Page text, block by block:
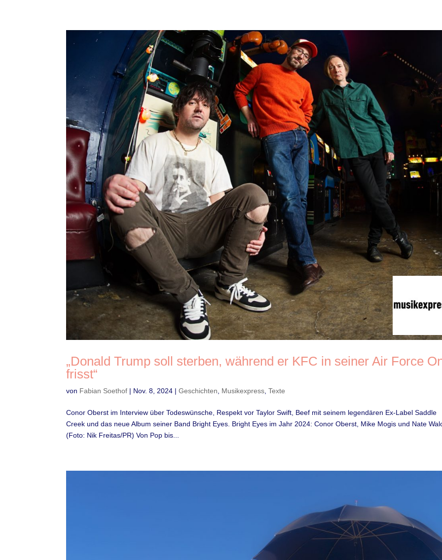
„Donald Trump soll sterben, während er KFC in seiner Air Force
frisst“
von Fabian Soethof | Nov. 8, 2024 |Geschichten Musikexpress ,Texte
Conor Oberst im Interview über Todeswünsche, Respekt vor Taylor Swift, Beef mit seinem legendären Ex-Label Saddle
Creek und das neue Album seiner Band Bright Eyes. Bright Eyes im Jahr 2024: Conor Oberst, Mike Mogis und Nate
(Foto: Nik Freitas/PR) Von Pop bis...